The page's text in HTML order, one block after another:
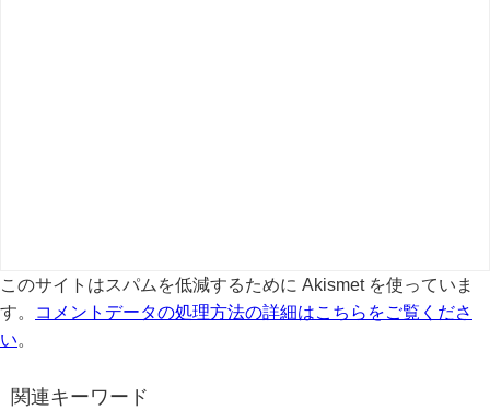
このサイトはスパムを低減するために Akismet を使っていま
す。
コメントデータの処理方法の詳細はこちらをご覧くださ
い
関連キーワード